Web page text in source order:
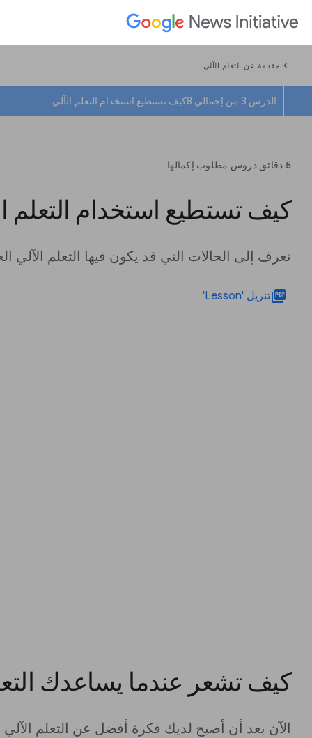
chevron_left مقدمة عن التعلم الآلي
الدرس 3 من إجمالي 8 كيف تستطيع استخدام التعلم الآلي
5 دقائق دروس مطلوب إكمالها
كيف تستطيع استخدام التعلم
تعرف إلى الحالات التي قد يكون فيها التعلم الآلي
picture_as_pdfتنزيل 'Lesson'
كيف تشعر عندما يساعدك
الآن بعد أن أصبح لديك فكرة أفضل عن التعلم